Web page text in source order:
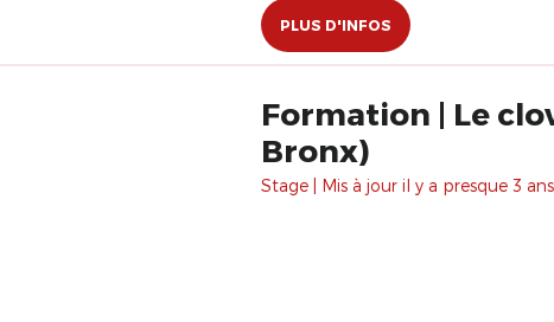
PLUS D'INFOS
Formation | Le
Bronx)
Stage | Mis à jour il y a presque 3 ans.